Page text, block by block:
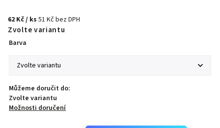
62 Kč/ ks 51 Kč bez DPH
Zvolte variantu
Barva
Můžeme doručit do:
Zvolte variantu
Možnosti doručení